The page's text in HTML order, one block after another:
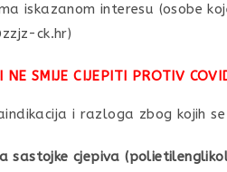
iskazanom interesu (osobe
ck.hr)
NE SMIJE CIJEPITI PROTIV
i razloga zbog kojih
sastojke cjepiva